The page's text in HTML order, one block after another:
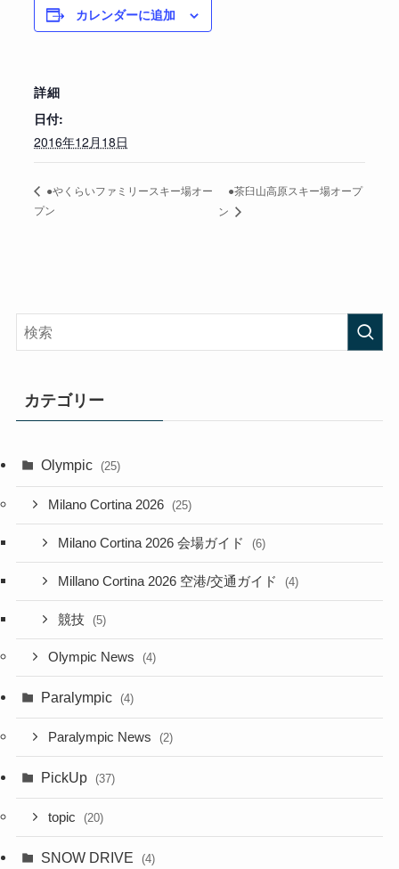
カレンダーに追加
詳細
日付:
2016年12月18日
●やくらいファミリースキー場オー
プン
●茶臼山高原スキー場オープ
ン
カテゴリー
Olympic (25)
Milano Cortina 2026 (25)
Milano Cortina 2026 会場ガイド (6)
Millano Cortina 2026 空港/交通ガイド (4)
競技 (5)
Olympic News (4)
Paralympic (4)
Paralympic News (2)
PickUp (37)
topic (20)
SNOW DRIVE (4)